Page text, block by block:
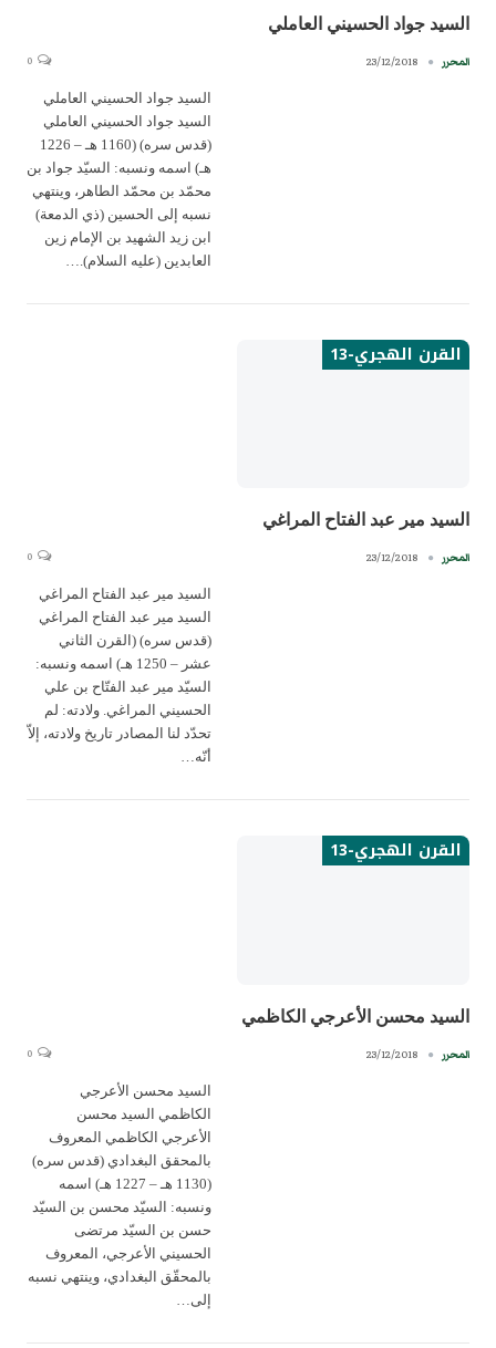
السيد جواد الحسيني العاملي
المحرر 23/12/2018
السيد جواد الحسيني العاملي
السيد جواد الحسيني العاملي
(قدس سره) (1160 هـ – 1226
هـ) اسمه ونسبه: السيّد جواد بن
محمّد بن محمّد الطاهر، وينتهي
نسبه إلى الحسين (ذي الدمعة)
ابن زيد الشهيد بن الإمام زين
العابدين (عليه السلام).…
القرن الهجري-13
السيد مير عبد الفتاح المراغي
المحرر 23/12/2018
السيد مير عبد الفتاح المراغي
السيد مير عبد الفتاح المراغي
(قدس سره) (القرن الثاني
عشر – 1250 هـ) اسمه ونسبه:
السيّد مير عبد الفتّاح بن علي
الحسيني المراغي. ولادته: لم
تحدّد لنا المصادر تاريخ ولادته، إلاّ
أنّه…
القرن الهجري-13
السيد محسن الأعرجي الكاظمي
المحرر 23/12/2018
السيد محسن الأعرجي
الكاظمي السيد محسن
الأعرجي الكاظمي المعروف
بالمحقق البغدادي (قدس سره)
(1130 هـ – 1227 هـ) اسمه
ونسبه: السيّد محسن بن السيّد
حسن بن السيّد مرتضى
الحسيني الأعرجي، المعروف
بالمحقّق البغدادي، وينتهي نسبه
إلى…